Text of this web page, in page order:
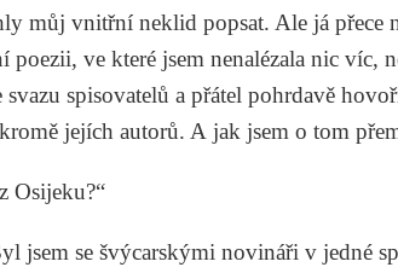
můj vnitřní neklid popsat. Ale já přece
poezii, ve které jsem nenalézala nic víc,
svazu spisovatelů a přátel pohrdavě
jejích autorů. A jak jsem o tom
Osijeku?“
jsem se švýcarskými novináři v jedné